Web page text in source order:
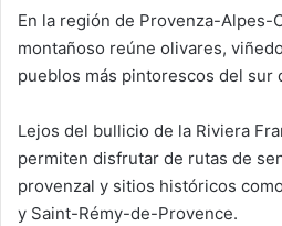
En la región de Provenza-Alpes-
montañoso reúne olivares,
pueblos más pintorescos del sur
Lejos del bullicio de la Riviera
permiten disfrutar de rutas de
provenzal y sitios históricos
y Saint-Rémy-de-Provence.